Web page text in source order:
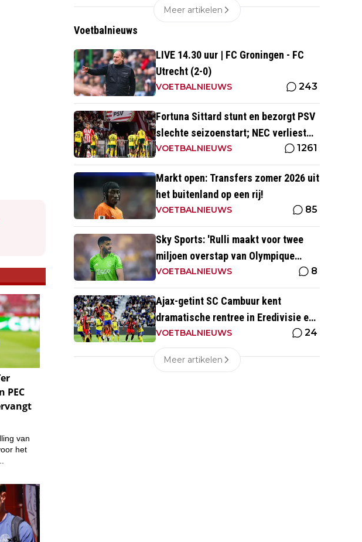
Meer artikelen
Voetbalnieuws
LIVE 14.30 uur | FC Groningen - FC
Utrecht (2-0)
VOETBALNIEUWS 243
Fortuna Sittard stunt en bezorgt PSV
slechte seizoenstart; NEC verliest
ondanks assist Tadic
VOETBALNIEUWS 1261
Markt open: Transfers zomer 2026 uit
het buitenland op een rij!
VOETBALNIEUWS 85
Sky Sports: 'Rulli maakt voor twee
miljoen overstap van Olympique
Marseille naar Manchester City'
VOETBALNIEUWS 8
Ajax-getint SC Cambuur kent
dramatische rentree in Eredivisie en
krijgt pak slaag in eigen huis
VOETBALNIEUWS 24
Meer artikelen